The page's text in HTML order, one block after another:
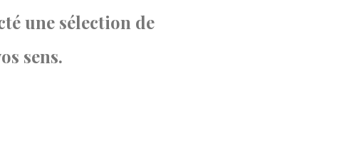
une sélection de
sens.